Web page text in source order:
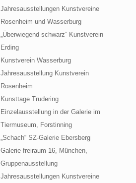
Jahresausstellungen Kunstvereine
Rosenheim und Wasserburg
„Überwiegend schwarz“ Kunstverein
Erding
Kunstverein Wasserburg
Jahresausstellung Kunstverein
Rosenheim
Kunsttage Trudering
Einzelausstellung in der Galerie im
Tiermuseum, Forstinning
„Schach“ SZ-Galerie Ebersberg
Galerie freiraum 16, München,
Gruppenausstellung
Jahresausstellungen Kunstvereine